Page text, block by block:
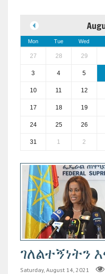
Mon Tue Wed
27 28 29
3 4 5
10 11 12
17 18 19
24 25 26
31 1 2
ገለልተኝነትን
Saturday, August 14, 2021